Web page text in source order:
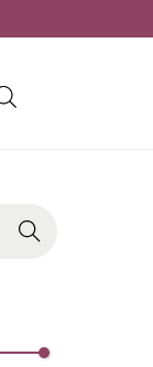
Recher
che